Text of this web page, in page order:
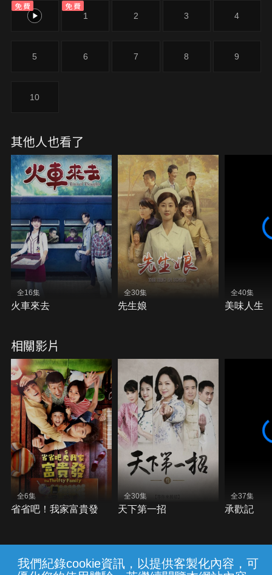
我們紀錄cookie資訊，以提供客製化內容，可
地震，爸爸阿三哥也因為糖尿病昏倒入院。柏文得知
家裡並不如他所想像的寬裕，加上遇上司機阿榮捲了
免費
0
免費
1 2 3 4
5 6 7 8 9
10
其他人也看了
全16集
火車來去
全30集
先生娘
全40集
美味人生
相關影片
全6集
省省吧！我家富貴發
全30集
天下第一招
全37集
承歡記
{{notifyMsg}}